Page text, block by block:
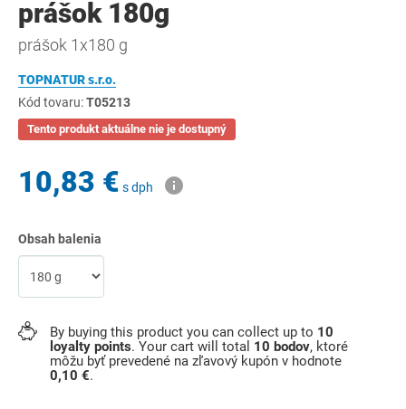
prášok 180g
prášok 1x180 g
TOPNATUR s.r.o.
Kód tovaru:T05213
Tento produkt aktuálne nie je dostupný
10,83 € s dph
Obsah balenia
By buying this product you can collect up to 10
loyalty points. Your cart will total 10 bodov, ktoré
môžu byť prevedené na zľavový kupón v hodnote
0,10 €.